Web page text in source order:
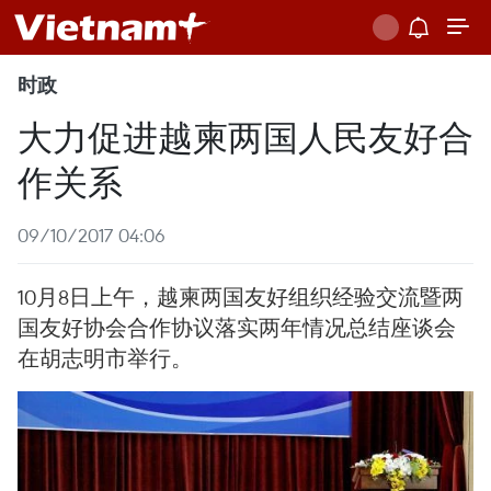
时政
大力促进越柬两国人民友好合
作关系
09/10/2017 04:06
10月8日上午，越柬两国友好组织经验交流暨两
国友好协会合作协议落实两年情况总结座谈会
在胡志明市举行。